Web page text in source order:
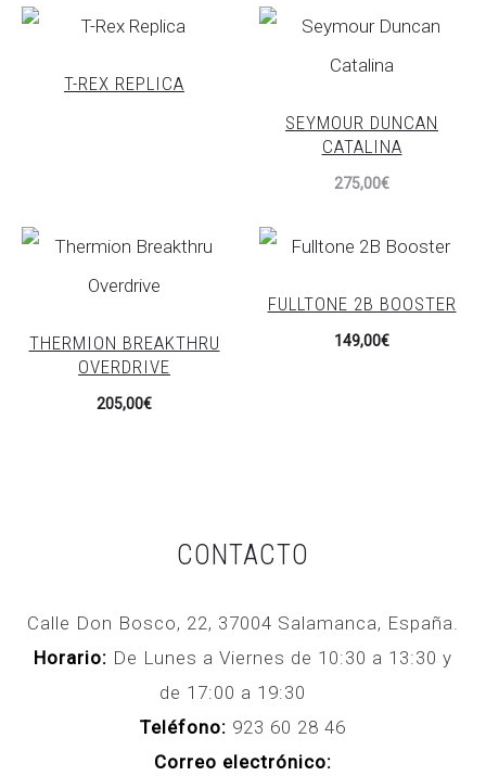
T-REX REPLICA
SEYMOUR DUNCAN
CATALINA
275,00€
THERMION BREAKTHRU
OVERDRIVE
205,00€
FULLTONE 2B BOOSTER
149,00€
CONTACTO
Calle Don Bosco, 22, 37004 Salamanca, España.
Horario: De Lunes a Viernes de 10:30 a 13:30 y
de 17:00 a 19:30
Teléfono: 923 60 28 46
Correo electrónico: